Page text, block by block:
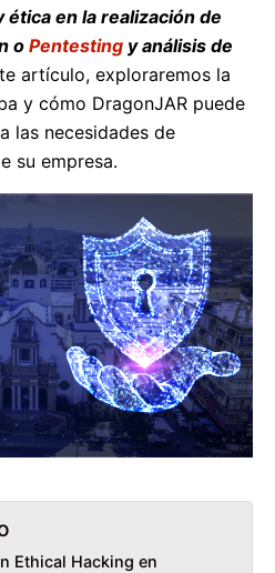
en la realización de
o Pentesting y análisis de
artículo, exploraremos la
y cómo DragonJAR puede
las necesidades de
su empresa.
Ethical Hacking en